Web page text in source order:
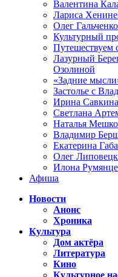
Валентина
Лариса
Олег Гальченко
Культурный
Путешествуем
Лазурный
Озолиной
«Задние
Застолье с
Ирина Савкина
Светлана
Наталья
Владимир
Екатерина
Олег
Илона
Афиша
Новости
Анонс
Хроника
Культура
Дом актёра
Литература
Кино